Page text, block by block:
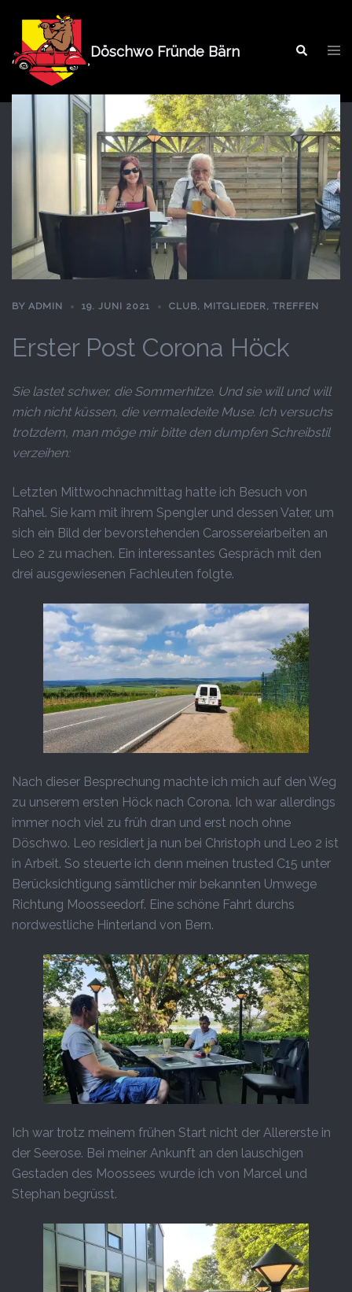
Inhalt
Döschwo Fründe Bärn Search
BY ADMIN 19. JUNI 2021 CLUB, MITGLIEDER, TREFFEN
Erster Post Corona Höck
Sie lastet schwer, die Sommerhitze. Und sie will und will
mich nicht küssen, die vermaledeite Muse. Ich versuchs
trotzdem, man möge mir bitte den dumpfen Schreibstil
verzeihen:
Letzten Mittwochnachmittag hatte ich Besuch von
Rahel. Sie kam mit ihrem Spengler und dessen Vater, um
sich ein Bild der bevorstehenden Carossereiarbeiten an
Leo 2 zu machen. Ein interessantes Gespräch mit den
drei ausgewiesenen Fachleuten folgte.
Nach dieser Besprechung machte ich mich auf den Weg
zu unserem ersten Höck nach Corona. Ich war allerdings
immer noch viel zu früh dran und erst noch ohne
Döschwo. Leo residiert ja nun bei Christoph und Leo 2 ist
in Arbeit. So steuerte ich denn meinen trusted C15 unter
Berücksichtigung sämtlicher mir bekannten Umwege
Richtung Moosseedorf. Eine schöne Fahrt durchs
nordwestliche Hinterland von Bern.
Ich war trotz meinem frühen Start nicht der Allererste in
der Seerose. Bei meiner Ankunft an den lauschigen
Gestaden des Moossees wurde ich von Marcel und
Stephan begrüsst.